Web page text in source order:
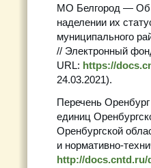
МО Белгород — Об
наделении их
муниципального
// Электронный
URL: https://
24.03.2021).
Перечень
единиц
Оренбургской
и нормативно-
http://docs.cntd.ru/